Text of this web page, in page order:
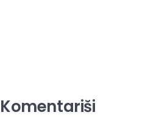
Komentariši